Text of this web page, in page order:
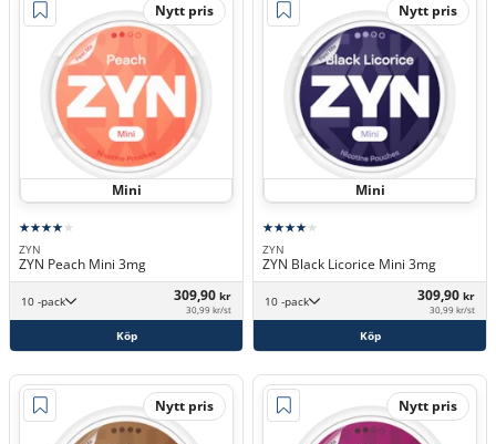
Nytt pris
Mini
ZYN
ZYN Peach Mini 3mg
10 -pack 309,90 kr
30,99 kr/st
Köp
Nytt pris
Mini
ZYN
ZYN Black Licorice Mini 3mg
10 -pack 309,90 kr
30,99 kr/st
Köp
Nytt pris Nytt pris